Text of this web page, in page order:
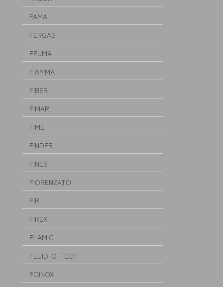
FAMA
FERGAS
FEUMA
FIAMMA
FIBER
FIMAR
FIME
FINDER
FINES
FIORENZATO
FIR
FIREX
FLAMIC
FLUID-O-TECH
FOINOX